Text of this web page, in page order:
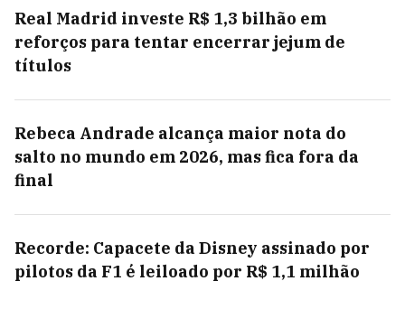
Real Madrid investe R$ 1,3 bilhão em
reforços para tentar encerrar jejum de
títulos
Rebeca Andrade alcança maior nota do
salto no mundo em 2026, mas fica fora da
final
Recorde: Capacete da Disney assinado por
pilotos da F1 é leiloado por R$ 1,1 milhão